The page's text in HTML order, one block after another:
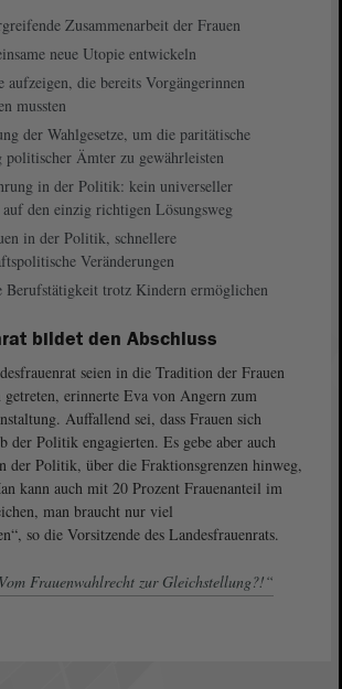
Zusammenarbeit der Frauen
neue Utopie entwickeln
aufzeigen, die bereits Vorgängerinnen
mussten
der Wahlgesetze, um die paritätische
politischer Ämter zu gewährleisten
in der Politik: kein universeller
den einzig richtigen Lösungsweg
in der Politik, schnellere
Veränderungen
Berufstätigkeit trotz Kindern ermöglichen
bildet den Abschluss
seien in die Tradition der Frauen
erinnerte Eva von Angern zum
Auffallend sei, dass Frauen sich
der Politik engagierten. Es gebe aber auch
der Politik, über die Fraktionsgrenzen hinweg,
kann auch mit 20 Prozent Frauenanteil im
man braucht nur viel
so die Vorsitzende des Landesfrauenrats.
Frauenwahlrecht zur Gleichstellung?!“